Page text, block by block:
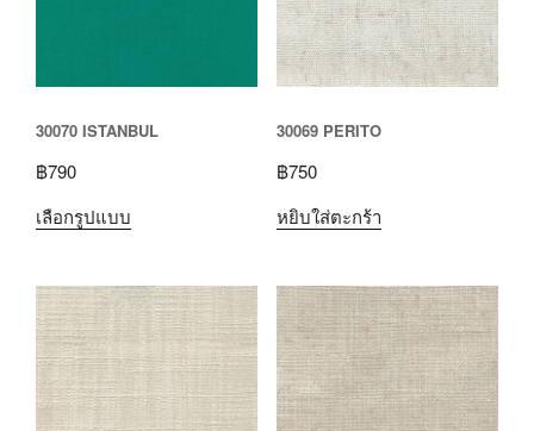
30070 ISTANBUL
฿790
เลือกรูปแบบ
30069 PERITO
฿750
หยิบใส่ตะกร้า